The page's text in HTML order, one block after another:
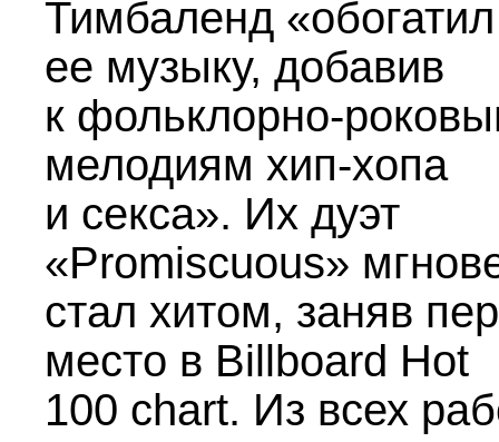
Тимбаленд «обогатил
ее музыку, добавив
к фольклорно-
мелодиям хип-хопа
и секса». Их дуэт
«Promiscuous»
стал хитом, заняв
место в Billboard Hot
100 chart. Из всех